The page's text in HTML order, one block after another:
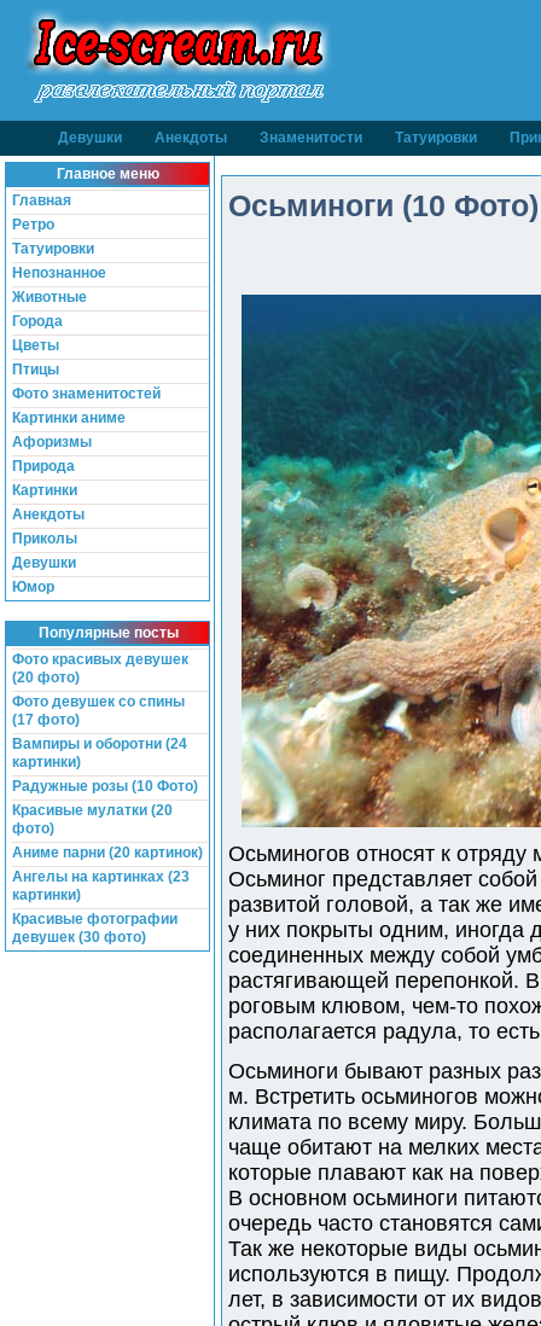
Девушки Анекдоты Знаменитости Татуировки
Главное меню
Главная
Ретро
Татуировки
Непознанное
Животные
Города
Цветы
Птицы
Фото знаменитостей
Картинки аниме
Афоризмы
Природа
Картинки
Анекдоты
Приколы
Девушки
Юмор
Популярные посты
Фото красивых девушек
(20 фото)
Фото девушек со спины
(17 фото)
Вампиры и оборотни (24
картинки)
Радужные розы (10 Фото)
Красивые мулатки (20
фото)
Аниме парни (20 картинок)
Ангелы на картинках (23
картинки)
Красивые фотографии
девушек (30 фото)
Осьминоги (10
Осьминогов относят к отряду
Осьминог представляет
развитой головой, а так же
у них покрыты одним, иногда
соединенных между собой
растягивающей перепонкой.
роговым клювом, чем-то
располагается радула, то
Осьминоги бывают разных
м. Встретить осьминогов
климата по всему миру.
чаще обитают на мелких
которые плавают как на
В основном осьминоги
очередь часто становятся
Так же некоторые виды
используются в пищу.
лет, в зависимости от их